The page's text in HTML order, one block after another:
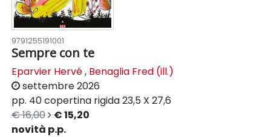
9791255191001
Sempre con te
Eparvier Hervé, Benaglia Fred (ill.)
settembre 2026
pp. 40copertina rigida23,5 X 27,6
€ 16,00
€ 15,20
novità p.p.